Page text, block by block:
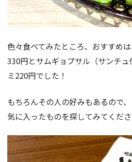
色々食べてみたところ、おすすめ
330円とサムギョプサル（サンチ
ミ220円でした！
もちろんその人の好みもあるので
気に入ったものを探してみてくだ